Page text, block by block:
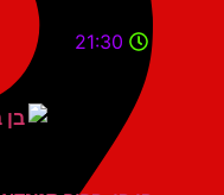
21:30